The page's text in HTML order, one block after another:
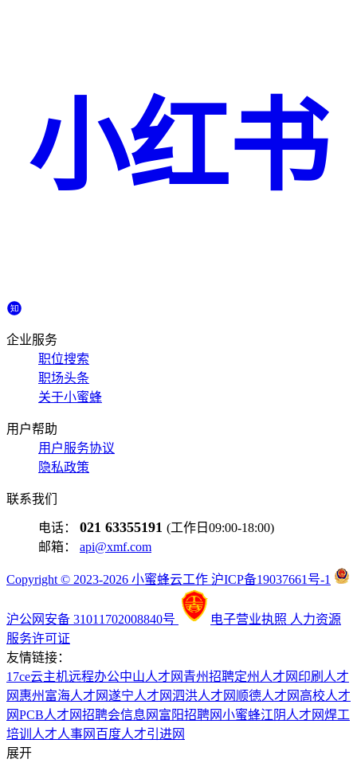
小红书
企业服务
职位搜索
职场头条
关于小蜜蜂
用户帮助
用户服务协议
隐私政策
联系我们
电话： 021 63355191 (工作日09:00-18:00)
邮箱： api@xmf.com
Copyright © 2023-2026 小蜜蜂云工作 沪ICP备19037661号-1
沪公网安备 31011702008840号 电子营业执照 人力资源
服务许可证
友情链接：
17ce云主机远程办公中山人才网 青州招聘定州人才网 印刷人才
网 惠州富海人才网遂宁人才网泗洪人才网 顺德人才网 高校人才
网PCB人才网招聘会信息网 富阳招聘网小蜜蜂江阴人才网焊工
培训 人才人事网 百度人才引进网
展开